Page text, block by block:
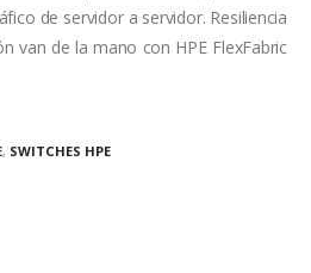
de servidor a servidor. Resiliencia
van de la mano con HPE FlexFabric
, SWITCHES HPE